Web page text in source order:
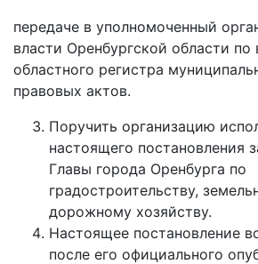
передаче в уполномоченный
власти Оренбургской области по
областного регистра
правовых актов.
Поручить организацию
настоящего постановления
Главы города Оренбурга по
градостроительству,
дорожному хозяйству.
Настоящее постановление
после его официального